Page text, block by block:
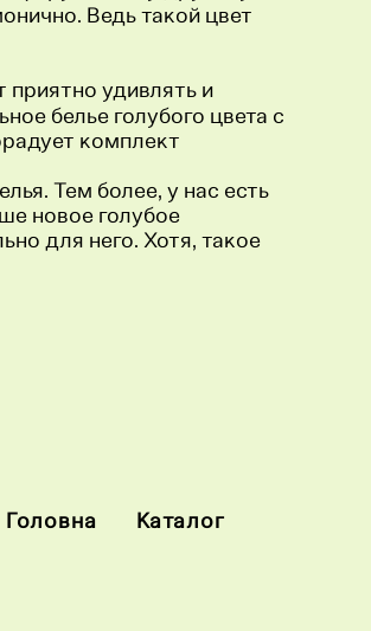
Ведь такой цвет
приятно удивлять и
белье голубого цвета с
комплект
Тем более, у нас есть
новое голубое
для него. Хотя, такое
Головна
Каталог